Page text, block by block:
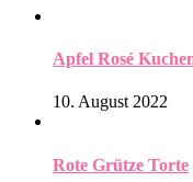
Apfel Rosé
10. August 2022
Rote Grütze Torte